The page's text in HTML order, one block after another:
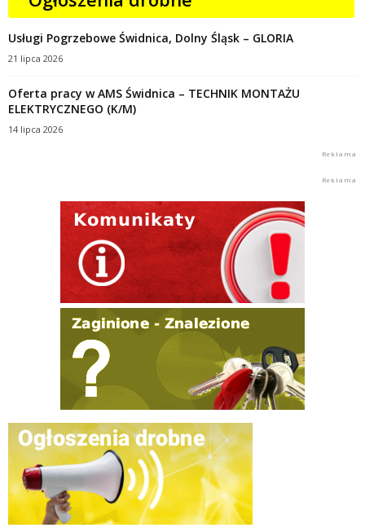
Usługi Pogrzebowe Świdnica, Dolny Śląsk – GLORIA
21 lipca 2026
Oferta pracy w AMS Świdnica – TECHNIK MONTAŻU
ELEKTRYCZNEGO (K/M)
14 lipca 2026